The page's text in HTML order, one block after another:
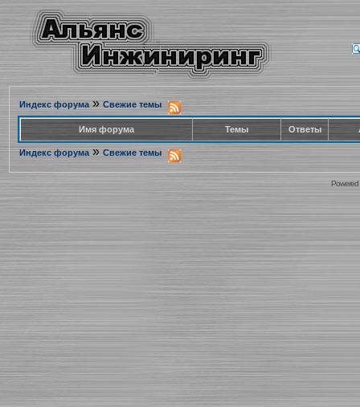
Индекс форума» Свежие темы
Имя форума Темы Ответы
Индекс форума » Свежие темы